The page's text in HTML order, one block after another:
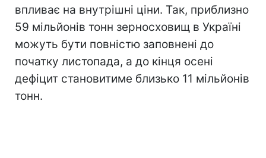
впливає на внутрішні ціни. Так, приблизно
59 мільйонів тонн зерносховищ в Україні
можуть бути повністю заповнені до
початку листопада, а до кінця осені
дефіцит становитиме близько 11 мільйонів
тонн.